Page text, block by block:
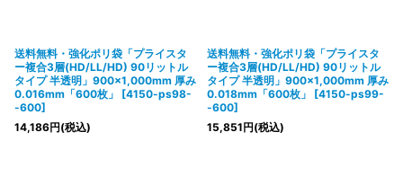
送料無料・強化ポリ袋「プライスタ
ー複合3層(HD/LL/HD) 90リットル
タイプ 半透明」900×1,000mm 厚み
0.016mm「600枚」
[4150-ps98-
-600]
14,186円(税込)
送料無料・強化ポリ袋「プライスタ
ー複合3層(HD/LL/HD) 90リットル
タイプ 半透明」900×1,000mm 厚み
0.018mm「600枚」
[4150-ps99-
-600]
15,851円(税込)